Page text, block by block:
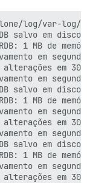
log/var-log/
salvo em disco
1 MB de
em
em
em
salvo em disco
1 MB de
em
em
em
salvo em disco
1 MB de
em
em